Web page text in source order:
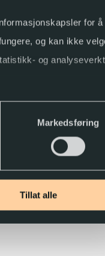
for å
og kan ikke
og
Markedsføring
Tillat alle